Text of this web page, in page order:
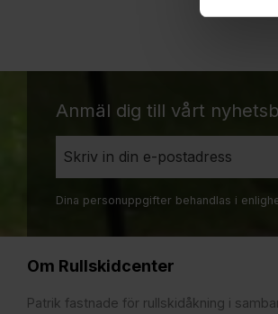
Anmäl dig till vårt
Dina personuppgifter behandlas i
Om Rullskidcenter
Patrik fastnade för rullskidåkning i